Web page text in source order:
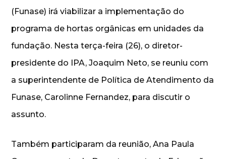
(Funase) irá viabilizar a implementação do
programa de hortas orgânicas em unidades da
fundação. Nesta terça-feira (26), o diretor-
presidente do IPA, Joaquim Neto, se reuniu com
a superintendente de Política de Atendimento da
Funase, Carolinne Fernandez, para discutir o
assunto.
Também participaram da reunião, Ana Paula